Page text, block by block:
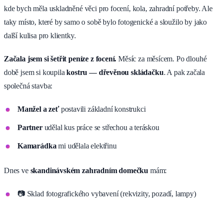
kde bych měla uskladněné věci pro focení, kola, zahradní potřeby. Ale
taky místo, které by samo o sobě bylo fotogenické a sloužilo by jako
další kulisa pro klientky.
Začala jsem si šetřit peníze z focení. Měsíc za měsícem. Po dlouhé
době jsem si koupilakostru — dřevěnou skládačku. A pak začala
společná stavba:
Manžel a zeťpostavili základní konstrukci
Partnerudělal kus práce se střechou a teráskou
Kamarádka mi udělala elektřinu
Dnes ve skandinávském zahradním domečku mám:
📷 Sklad fotografického vybavení (rekvizity, pozadí, lampy)